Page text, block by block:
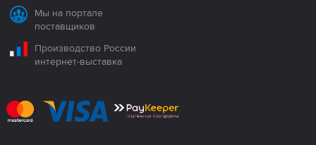
Мы на портале
поставщиков
Производство России
интернет-выставка